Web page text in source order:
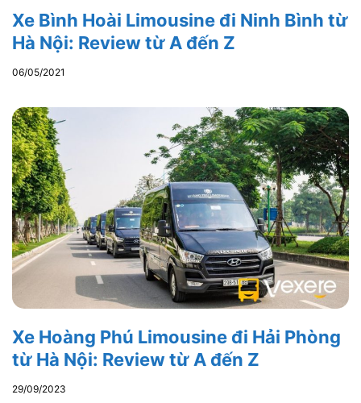
Xe Bình Hoài Limousine đi Ninh Bình từ
Hà Nội: Review từ A đến Z
06/05/2021
Xe Hoàng Phú Limousine đi Hải Phòng
từ Hà Nội: Review từ A đến Z
29/09/2023